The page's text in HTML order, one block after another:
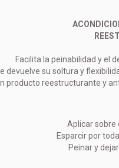
Facilita la peinabilidad y el
devuelve su soltura y
producto reestructurante y
Aplicar sobre
Esparcir por
Peinar y